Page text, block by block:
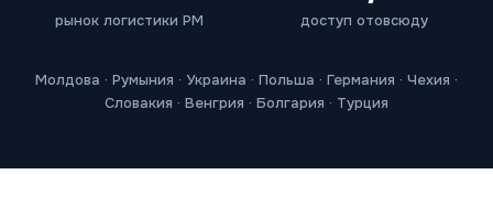
рынок логистики РМ доступ отовсюду
Молдова · Румыния · Украина · Польша · Германия · Чехия ·
Словакия · Венгрия · Болгария · Турция